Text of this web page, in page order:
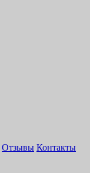
Отзывы Контакты